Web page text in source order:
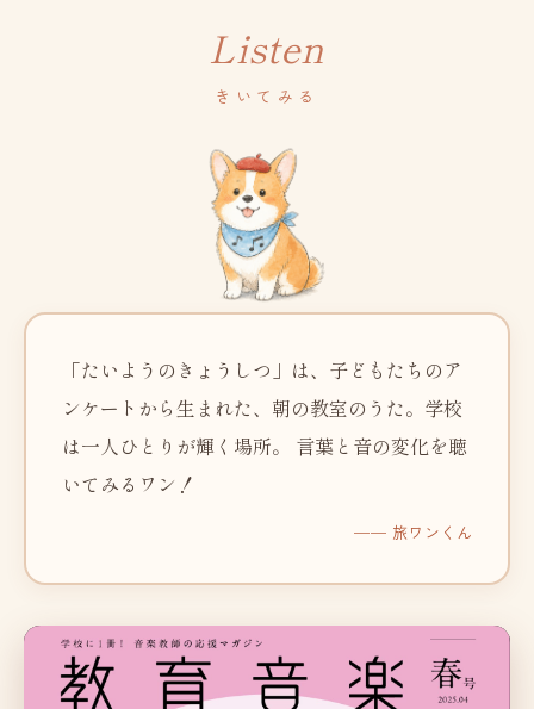
Listen
きいてみる
「たいようのきょうしつ」は、子どもたちのア
ンケートから生まれた、朝の教室のうた。学校
は一人ひとりが輝く場所。 言葉と音の変化を聴
いてみるワン！
── 旅ワンくん